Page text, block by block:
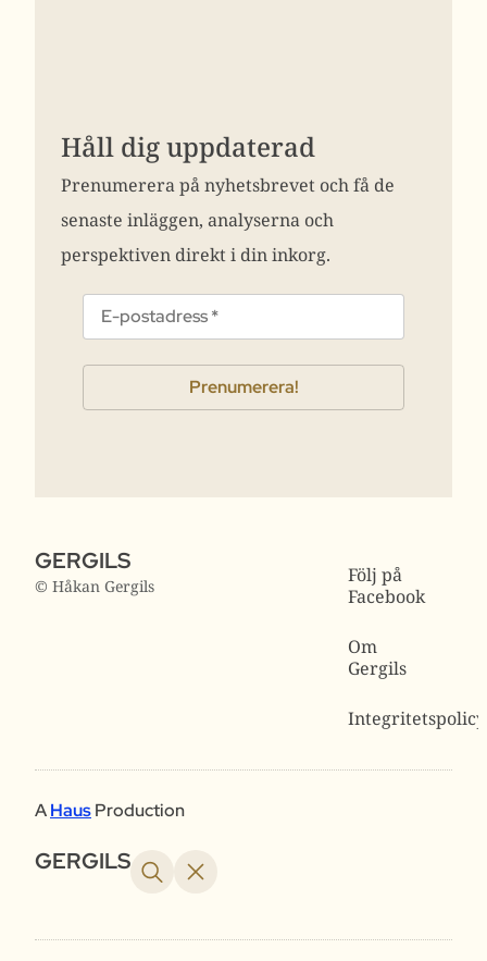
Håll dig uppdaterad
Prenumerera på nyhetsbrevet och få de
senaste inläggen, analyserna och
perspektiven direkt i din inkorg.
GERGILS
© Håkan Gergils
Följ på
Facebook
Om
Gergils
Integritetspolicy
AHausProduction
GERGILS